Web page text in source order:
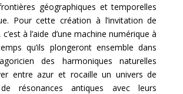
géographiques et temporelles
Pour cette création à l’invitation de
à l’aide d’une machine numérique à
qu’ils plongeront ensemble dans
des harmoniques naturelles
entre azur et rocaille un univers de
résonances antiques avec leurs